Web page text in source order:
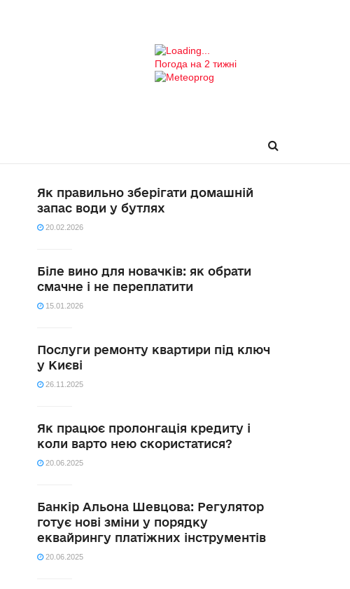
Погода на 2 тижні
Як правильно зберігати домашній
запас води у бутлях
20.02.2026
Біле вино для новачків: як обрати
смачне і не переплатити
15.01.2026
Послуги ремонту квартири під ключ
у Києві
26.11.2025
Як працює пролонгація кредиту і
коли варто нею скористатися?
20.06.2025
Банкір Альона Шевцова: Регулятор
готує нові зміни у порядку
еквайрингу платіжних інструментів
20.06.2025